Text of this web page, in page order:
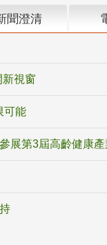
聞澄清
可能
展第3屆高齡健康